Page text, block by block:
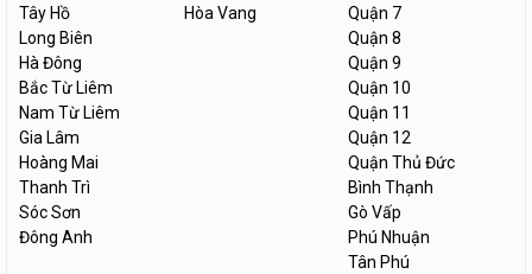
Tây Hồ
Long Biên
Hà Đông
Bắc Từ Liêm
Nam Từ Liêm
Gia Lâm
Hoàng Mai
Thanh Trì
Sóc Sơn
Đông Anh
Hòa Vang
Quận 7
Quận 8
Quận 9
Quận 10
Quận 11
Quận 12
Quận Thủ Đức
Bình Thạnh
Gò Vấp
Phú Nhuận
Tân Phú